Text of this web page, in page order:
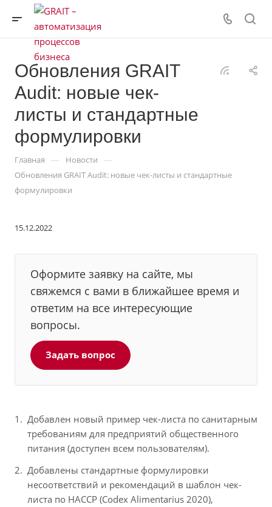
Обновления GRAIT
Audit: новые чек-
листы и стандартные
формулировки
Главная — Новости —
Обновления GRAIT Audit: новые чек-листы и стандартные
формулировки
15.12.2022
Оформите заявку на сайте, мы
свяжемся с вами в ближайшее время и
ответим на все интересующие
вопросы.
Задать вопрос
Добавлен новый пример чек-листа по санитарным
требованиям для предприятий общественного
питания (доступен всем пользователям).
Добавлены стандартные формулировки
несоответствий и рекомендаций в шаблон чек-
листа по НАССР (Codex Alimentarius 2020),